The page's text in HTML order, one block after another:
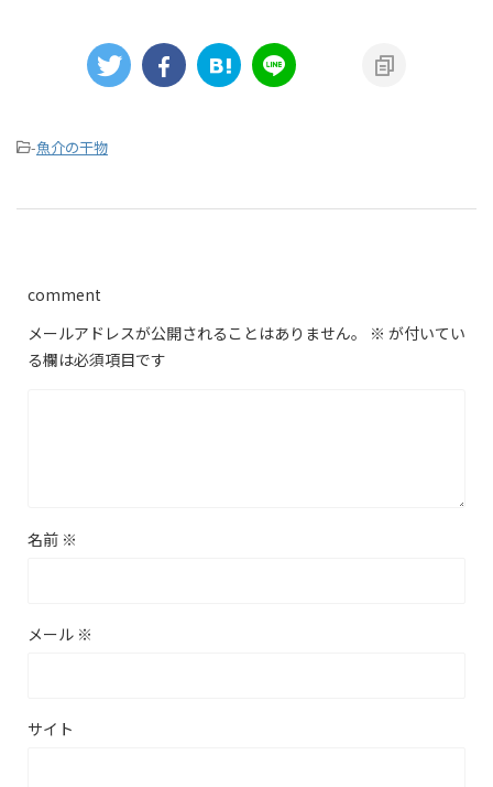
-魚介の干物
comment
メールアドレスが公開されることはありません。
※ が付いてい
る欄は必須項目です
名前 ※
メール ※
サイト